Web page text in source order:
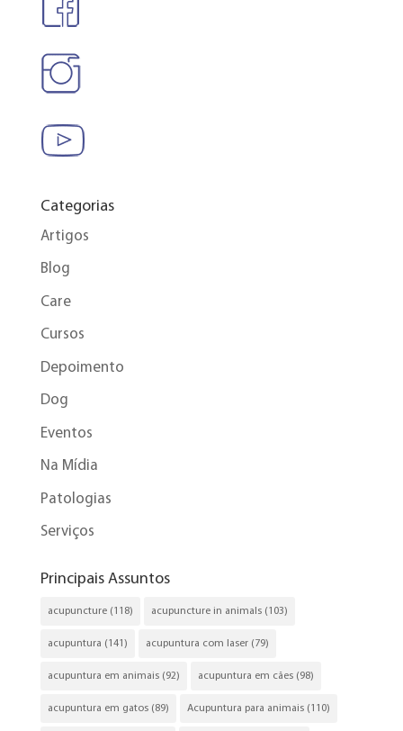
Categorias
Artigos
Blog
Care
Cursos
Depoimento
Dog
Eventos
Na Mídia
Patologias
Serviços
Principais Assuntos
acupuncture(118) acupuncture in animals(103)
acupuntura (141) acupuntura com laser(79)
acupuntura em animais(92) acupuntura em cães(98)
acupuntura em gatos(89) Acupuntura para animais(110)